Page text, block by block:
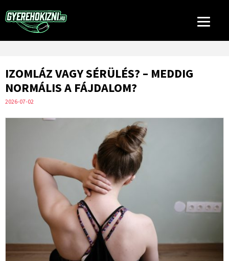
IZOMLÁZ VAGY SÉRÜLÉS? – MEDDIG
NORMÁLIS A FÁJDALOM?
2026-07-02